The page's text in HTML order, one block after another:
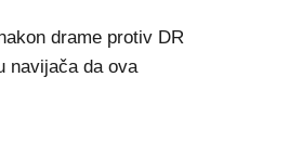
drame protiv DR
navijača da ova